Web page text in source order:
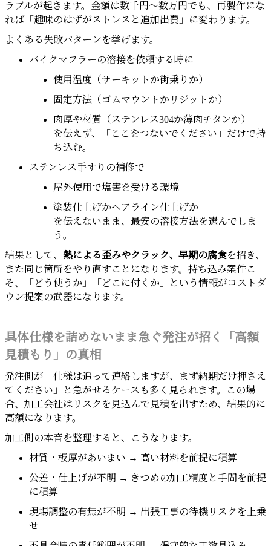
ラブルが起きます。金額は数千円〜数万円でも、再製作にな
れば「趣味のはずがストレスと追加出費」に変わります。
よくある失敗パターンを挙げます。
バイクマフラーの溶接を依頼する時に
使用温度（サーキットか街乗りか）
固定方法（ゴムマウントかリジットか）
肉厚や材質（ステンレス304か薄肉チタンか）
を伝えず、「ここをつないでください」だけで持
ち込む。
ステンレス手すりの補修で
屋外使用で塩害を受ける環境
塗装仕上げかヘアライン仕上げか
を伝えないまま、最安の溶接方法を選んでしま
う。
結果として、 熱による歪みやクラック、早期の腐食を招き、
また同じ箇所をやり直すことになります。持ち込み案件こ
そ、「どう使うか」「どこに付くか」という情報がコストダ
ウン提案の武器になります。
具体仕様を詰めないまま急ぐ発注が招く「高額
見積もり」の真相
発注側が「仕様は追って連絡しますが、まず納期だけ押さえ
てください」と急がせるケースも多く見られます。この場
合、加工会社はリスクを見込んで見積を出すため、結果的に
高額になります。
加工側の本音を整理すると、こうなります。
材質・板厚があいまい → 高い材料を前提に積算
公差・仕上げが不明 → きつめの加工精度と手間を前提
に積算
現場調整の有無が不明 → 出張工事の待機リスクを上乗
せ